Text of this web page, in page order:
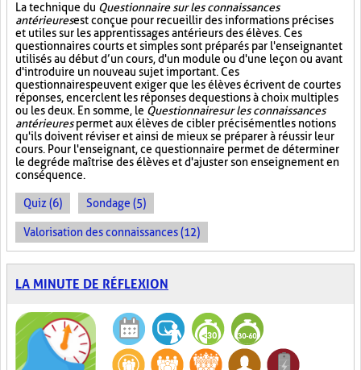
La technique du Questionnaire sur les connaissances
antérieuresest conçue pour recueillir des informations précises
et utiles sur les apprentissages antérieurs des élèves. Ces
questionnaires courts et simples sont préparés par l'enseignant et
utilisés au début d’un cours, d'un module ou d'une leçon ou avant
d'introduire un nouveau sujet important. Ces
questionnaires peuvent exiger que les élèves écrivent de courtes
réponses, encerclent les réponses de questions à choix multiples
ou les deux. En somme, le Questionnaire sur les connaissances
antérieurespermet aux élèves de cibler précisément les notions
qu'ils doivent réviser et ainsi de mieux se préparer à réussir leur
cours. Pour l'enseignant, ce questionnaire permet de déterminer
le degré de maîtrise des élèves et d'ajuster son enseignement en
conséquence.
Quiz (6) Sondage (5)
Valorisation des connaissances (12)
LA MINUTE DE RÉFLEXION